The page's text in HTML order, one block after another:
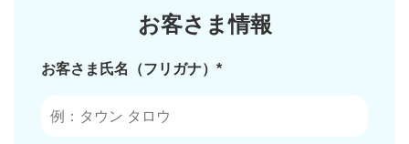
お客さま情報
お客さま氏名（フリガナ）*